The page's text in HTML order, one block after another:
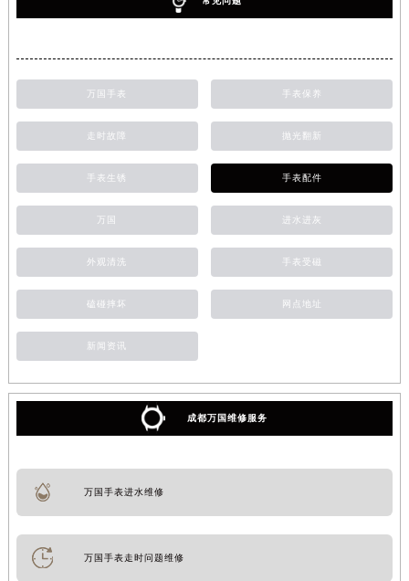
万国手表 手表保养
走时故障 抛光翻新
手表生锈 手表配件
万国 进水进灰
外观清洗 手表受磁
磕碰摔坏 网点地址
新闻资讯
成都万国维修服务
万国手表进水维修
万国手表走时问题维修